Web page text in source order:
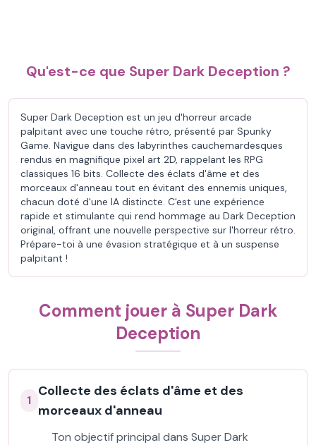
Qu'est-ce que Super Dark Deception ?
Super Dark Deception est un jeu d'horreur arcade
palpitant avec une touche rétro, présenté par Spunky
Game. Navigue dans des labyrinthes cauchemardesques
rendus en magnifique pixel art 2D, rappelant les RPG
classiques 16 bits. Collecte des éclats d'âme et des
morceaux d'anneau tout en évitant des ennemis uniques,
chacun doté d'une IA distincte. C'est une expérience
rapide et stimulante qui rend hommage au Dark Deception
original, offrant une nouvelle perspective sur l'horreur rétro.
Prépare-toi à une évasion stratégique et à un suspense
palpitant !
Comment jouer à Super Dark
Deception
1
Collecte des éclats d'âme et des
morceaux d'anneau
Ton objectif principal dans Super Dark